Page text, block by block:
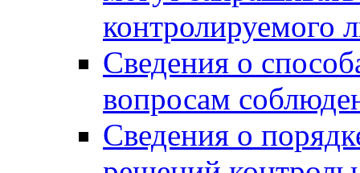
контролируемого
Сведения о
вопросам
Сведения о